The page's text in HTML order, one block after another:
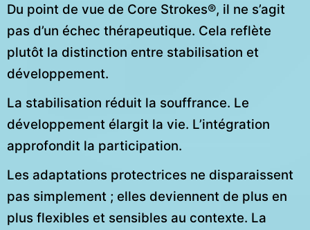
Du point de vue de Core Strokes®, il ne s’agit
pas d’un échec thérapeutique. Cela reflète
plutôt la distinction entre stabilisation et
développement.
La stabilisation réduit la souffrance. Le
développement élargit la vie. L’intégration
approfondit la participation.
Les adaptations protectrices ne disparaissent
pas simplement ; elles deviennent de plus en
plus flexibles et sensibles au contexte. La